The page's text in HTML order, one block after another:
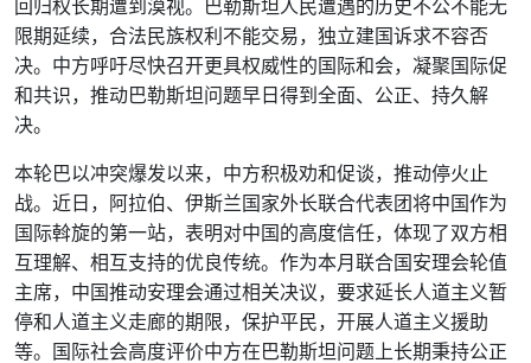
回归权长期遭到漠视。巴勒斯坦人民遭遇的历史不公不能无
限期延续，合法民族权利不能交易，独立建国诉求不容否
决。中方呼吁尽快召开更具权威性的国际和会，凝聚国际促
和共识，推动巴勒斯坦问题早日得到全面、公正、持久解
决。
本轮巴以冲突爆发以来，中方积极劝和促谈，推动停火止
战。近日，阿拉伯、伊斯兰国家外长联合代表团将中国作为
国际斡旋的第一站，表明对中国的高度信任，体现了双方相
互理解、相互支持的优良传统。作为本月联合国安理会轮值
主席，中国推动安理会通过相关决议，要求延长人道主义暂
停和人道主义走廊的期限，保护平民，开展人道主义援助
等。国际社会高度评价中方在巴勒斯坦问题上长期秉持公正